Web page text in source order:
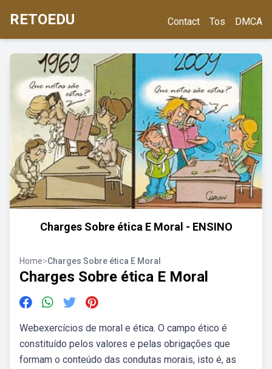
RETOEDU Contact Tos DMCA
Charges Sobre ética E Moral - ENSINO
Home>Charges Sobre ética E Moral
Charges Sobre ética E Moral
Webexercícios de moral e ética. O campo ético é
constituído pelos valores e pelas obrigações que
formam o conteúdo das condutas morais, isto é, as